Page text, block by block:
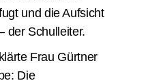
und die Aufsicht
der Schulleiter.
Frau Gürtner
Die